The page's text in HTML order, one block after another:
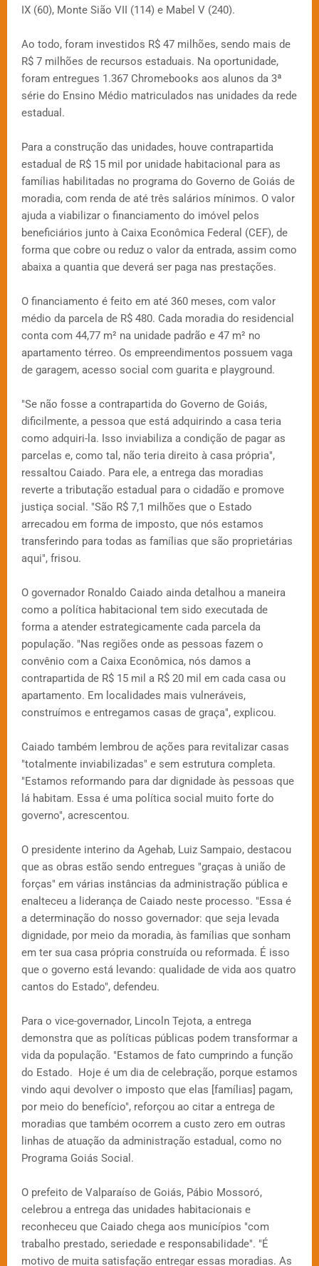
IX (60), Monte Sião VII (114) e Mabel V (240).
Ao todo, foram investidos R$ 47 milhões, sendo mais de
R$ 7 milhões de recursos estaduais. Na oportunidade,
foram entregues 1.367 Chromebooks aos alunos da 3ª
série do Ensino Médio matriculados nas unidades da rede
estadual.
Para a construção das unidades, houve contrapartida
estadual de R$ 15 mil por unidade habitacional para as
famílias habilitadas no programa do Governo de Goiás de
moradia, com renda de até três salários mínimos. O valor
ajuda a viabilizar o financiamento do imóvel pelos
beneficiários junto à Caixa Econômica Federal (CEF), de
forma que cobre ou reduz o valor da entrada, assim como
abaixa a quantia que deverá ser paga nas prestações.
O financiamento é feito em até 360 meses, com valor
médio da parcela de R$ 480. Cada moradia do residencial
conta com 44,77 m² na unidade padrão e 47 m² no
apartamento térreo. Os empreendimentos possuem vaga
de garagem, acesso social com guarita e playground.
"Se não fosse a contrapartida do Governo de Goiás,
dificilmente, a pessoa que está adquirindo a casa teria
como adquiri-la. Isso inviabiliza a condição de pagar as
parcelas e, como tal, não teria direito à casa própria",
ressaltou Caiado. Para ele, a entrega das moradias
reverte a tributação estadual para o cidadão e promove
justiça social. "São R$ 7,1 milhões que o Estado
arrecadou em forma de imposto, que nós estamos
transferindo para todas as famílias que são proprietárias
aqui", frisou.
O governador Ronaldo Caiado ainda detalhou a maneira
como a política habitacional tem sido executada de
forma a atender estrategicamente cada parcela da
população. "Nas regiões onde as pessoas fazem o
convênio com a Caixa Econômica, nós damos a
contrapartida de R$ 15 mil a R$ 20 mil em cada casa ou
apartamento. Em localidades mais vulneráveis,
construímos e entregamos casas de graça", explicou.
Caiado também lembrou de ações para revitalizar casas
"totalmente inviabilizadas" e sem estrutura completa.
"Estamos reformando para dar dignidade às pessoas que
lá habitam. Essa é uma política social muito forte do
governo", acrescentou.
O presidente interino da Agehab, Luiz Sampaio, destacou
que as obras estão sendo entregues "graças à união de
forças" em várias instâncias da administração pública e
enalteceu a liderança de Caiado neste processo. "Essa é
a determinação do nosso governador: que seja levada
dignidade, por meio da moradia, às famílias que sonham
em ter sua casa própria construída ou reformada. É isso
que o governo está levando: qualidade de vida aos quatro
cantos do Estado", defendeu.
Para o vice-governador, Lincoln Tejota, a entrega
demonstra que as políticas públicas podem transformar a
vida da população. "Estamos de fato cumprindo a função
do Estado. Hoje é um dia de celebração, porque estamos
vindo aqui devolver o imposto que elas [famílias] pagam,
por meio do benefício", reforçou ao citar a entrega de
moradias que também ocorrem a custo zero em outras
linhas de atuação da administração estadual, como no
Programa Goiás Social.
O prefeito de Valparaíso de Goiás, Pábio Mossoró,
celebrou a entrega das unidades habitacionais e
reconheceu que Caiado chega aos municípios "com
trabalho prestado, seriedade e responsabilidade". "É
motivo de muita satisfação entregar essas moradias. As